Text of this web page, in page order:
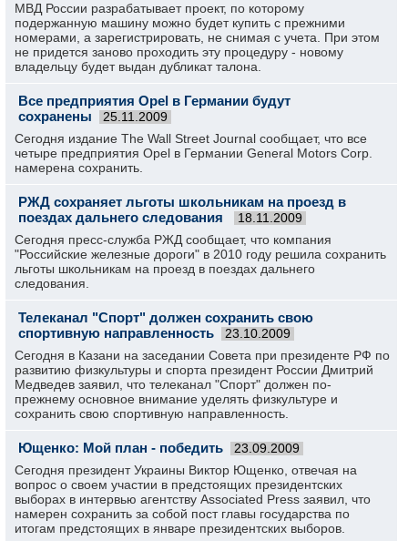
МВД России разрабатывает проект, по которому
подержанную машину можно будет купить с прежними
номерами, а зарегистрировать, не снимая с учета. При этом
не придется заново проходить эту процедуру - новому
владельцу будет выдан дубликат талона.
Все предприятия Opel в Германии будут
сохранены
25.11.2009
Сегодня издание The Wall Street Journal сообщает, что все
четыре предприятия Opel в Германии General Motors Corp.
намерена сохранить.
РЖД сохраняет льготы школьникам на проезд в
поездах дальнего следования
18.11.2009
Сегодня пресс-служба РЖД сообщает, что компания
"Российские железные дороги" в 2010 году решила сохранить
льготы школьникам на проезд в поездах дальнего
следования.
Телеканал "Спорт" должен сохранить свою
спортивную направленность
23.10.2009
Сегодня в Казани на заседании Совета при президенте РФ по
развитию физкультуры и спорта президент России Дмитрий
Медведев заявил, что телеканал "Спорт" должен по-
прежнему основное внимание уделять физкультуре и
сохранить свою спортивную направленность.
Ющенко: Мой план - победить 23.09.2009
Сегодня президент Украины Виктор Ющенко, отвечая на
вопрос о своем участии в предстоящих президентских
выборах в интервью агентству Associated Press заявил, что
намерен сохранить за собой пост главы государства по
итогам предстоящих в январе президентских выборов.